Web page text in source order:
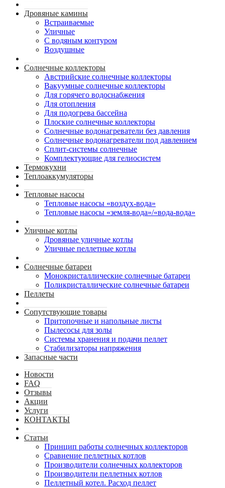
Дровяные камины
Встраиваемые
Уличные
С водяным контуром
Воздушные
Солнечные коллекторы
Австрийские солнечные коллекторы
Вакуумные солнечные коллекторы
Для горячего водоснабжения
Для отопления
Для подогрева бассейна
Плоские солнечные коллекторы
Солнечные водонагреватели без давления
Солнечные водонагреватели под давлением
Сплит-системы солнечные
Комплектующие для гелиосистем
Термокухни
Теплоаккумуляторы
Тепловые насосы
Тепловые насосы «воздух-вода»
Тепловые насосы «земля-вода»/«вода-вода»
Уличные котлы
Дровяные уличные котлы
Уличные пеллетные котлы
Солнечные батареи
Монокристаллические солнечные батареи
Поликристаллические солнечные батареи
Пеллеты
Сопутствующие товары
Притопочные и напольные листы
Пылесосы для золы
Системы хранения и подачи пеллет
Стабилизаторы напряжения
Запасные части
Новости
FAQ
Отзывы
Акции
Услуги
КОНТАКТЫ
Статьи
Принцип работы солнечных коллекторов
Сравнение пеллетных котлов
Производители солнечных коллекторов
Производители пеллетных котлов
Пеллетный котел. Расход пеллет